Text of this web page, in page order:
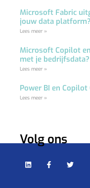
Microsoft Fabric
jouw data platform?
Lees meer »
Microsoft Copilot
met je bedrijfsdata?
Lees meer »
Power BI en
Lees meer »
Volg ons